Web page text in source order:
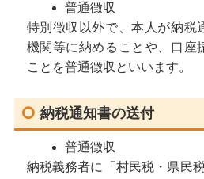
普通徴収
特別徴収以外で、本人が納税
機関等に納めることや、口座
ことを普通徴収といいます。
納税通知書の送付
普通徴収
納税義務者に「村民税・県民